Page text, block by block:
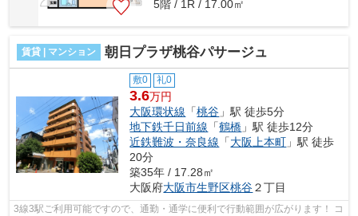
5階 / 1R / 17.00㎡
賃貸 | マンション 朝日プラザ桃谷パサージュ
敷0 礼0
3.6万円
大阪環状線 「桃谷 」駅 徒歩5分
地下鉄千日前線 「鶴橋 」駅 徒歩12分
近鉄難波・奈良線 「大阪上本町 」駅 徒歩
20分
築35年 / 17.28㎡
大阪府大阪市生野区桃谷２丁目
3線3駅ご利用可能ですので、通勤・通学に便利で行動範囲が広がります！ コ